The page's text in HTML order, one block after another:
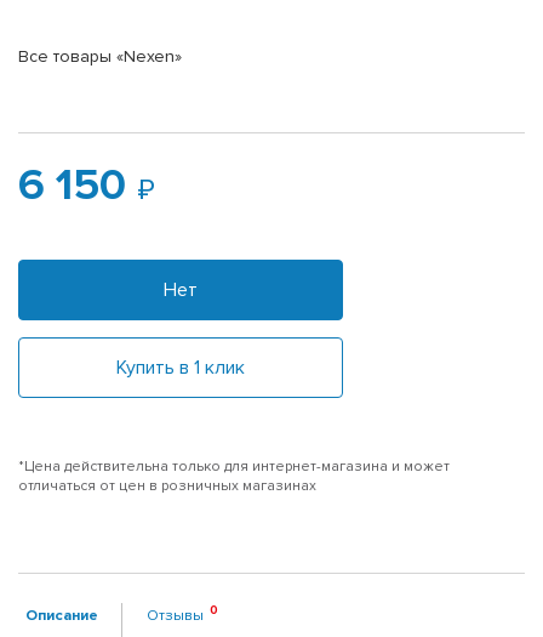
Все товары «Nexen»
6 150
Нет
Купить в 1 клик
*Цена действительна только для интернет-магазина и может
отличаться от цен в розничных магазинах
Описание Отзывы